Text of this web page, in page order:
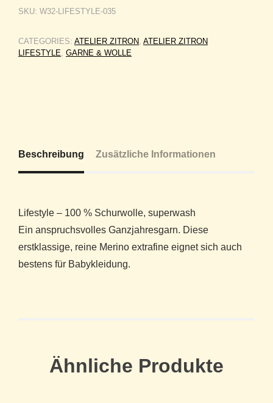
SKU: W32-LIFESTYLE-035
CATEGORIES: ATELIER ZITRON ATELIER ZITRON
LIFESTYLE GARNE & WOLLE
Beschreibung Zusätzliche Informationen
Lifestyle – 100 % Schurwolle, superwash
Ein anspruchsvolles Ganzjahresgarn. Diese
erstklassige, reine Merino extrafine eignet sich auch
bestens für Babykleidung.
Ähnliche Produkte